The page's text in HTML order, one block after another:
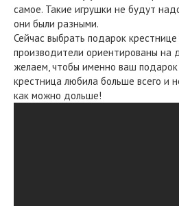
самое. Такие игрушки не будут
они были разными.
Сейчас выбрать подарок
производители ориентированы на
желаем, чтобы именно ваш
крестница любила больше всего и
как можно дольше!